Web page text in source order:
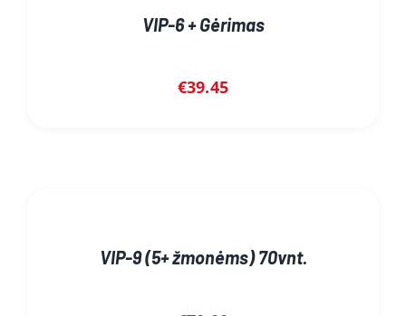
VIP-6 + Gėrimas
€39.45
VIP-9 (5+ žmonėms) 70vnt.